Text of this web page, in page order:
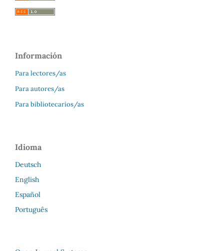
Información
Para lectores/as
Para autores/as
Para bibliotecarios/as
Idioma
Deutsch
English
Español
Português